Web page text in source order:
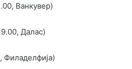
Ванкувер)
Далас)
Филаделфија)